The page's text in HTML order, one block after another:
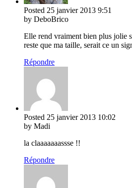
Posted 25 janvier 2013 9:51
by DeboBrico
Elle rend vraiment bien plus jolie
reste que ma taille, serait ce un
Répondre
Posted 25 janvier 2013 10:02
by Madi
la claaaaaaassse !!
Répondre